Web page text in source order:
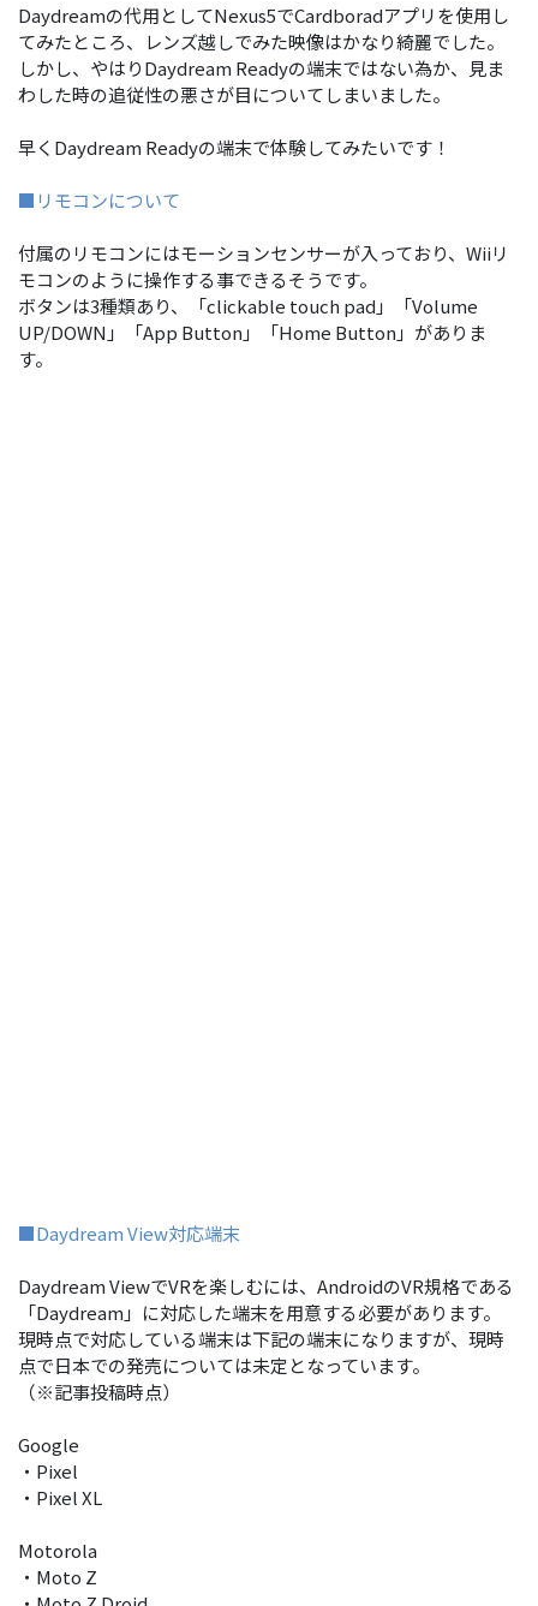
Daydreamの代用としてNexus5でCardboradアプリを使用し
てみたところ、レンズ越しでみた映像はかなり綺麗でした。
しかし、やはりDaydream Readyの端末ではない為か、見ま
わした時の追従性の悪さが目についてしまいました。
早くDaydream Readyの端末で体験してみたいです！
■リモコンについて
付属のリモコンにはモーションセンサーが入っており、Wiiリ
モコンのように操作する事できるそうです。
ボタンは3種類あり、「clickable touch pad」「Volume
UP/DOWN」「App Button」「Home Button」がありま
す。
■Daydream View対応端末
Daydream ViewでVRを楽しむには、AndroidのVR規格である
「Daydream」に対応した端末を用意する必要があります。
現時点で対応している端末は下記の端末になりますが、現時
点で日本での発売については未定となっています。
（※記事投稿時点）
Google
・Pixel
・Pixel XL
Motorola
・Moto Z